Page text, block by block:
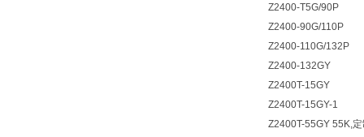
Z2400-T5G/90P
Z2400-90G/110P
Z2400-110G/132P
Z2400-132GY
Z2400T-15GY
Z2400T-15GY-1
Z2400T-55GY 55K,